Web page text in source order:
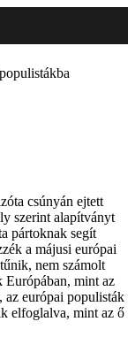
csúnyán ejtett
szerint alapítványt
pártoknak segít
a májusi európai
nem számolt
Európában, mint az
európai populisták
elfoglalva, mint az ő